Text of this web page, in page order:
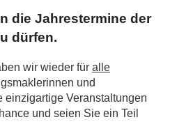
die Jahrestermine der
dürfen.
wir wieder für alle
und
einzig­artige Veranstaltungen
und seien Sie ein Teil